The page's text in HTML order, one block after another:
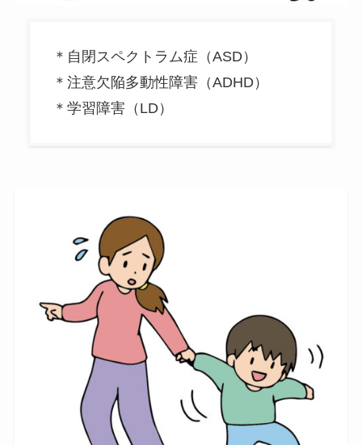
＊自閉スペクトラム症（ASD）
＊注意欠陥多動性障害（ADHD）
＊学習障害（LD）